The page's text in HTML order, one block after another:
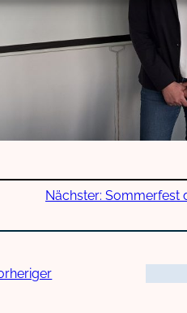
Nächster: Sommerfest